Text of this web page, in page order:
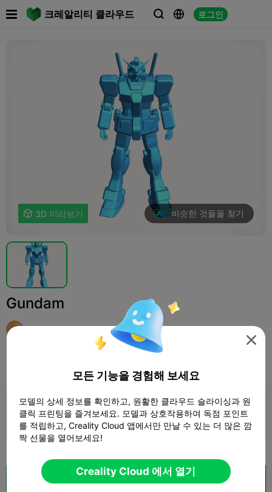
크레알리티 클라우드   로그인
 3D 미리보기 비슷한 것들을 찾기
Gundam
 인쇄 설정 추가
더 많은 포인트 획득
클라우드 슬라이스

모든 기능을 경험해 보세요
모델의 상세 정보를 확인하고, 원활한 클라우드 슬라이싱과 원
클릭 프린팅을 즐겨보세요. 모델과 상호작용하여 독점 포인트
를 적립하고, Creality Cloud 앱에서만 만날 수 있는 더 많은 깜
짝 선물을 열어보세요!
Creality Cloud 에서 열기